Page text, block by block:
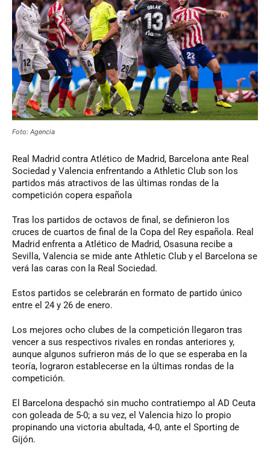
Foto: Agencia
Real Madrid contra Atlético de Madrid, Barcelona ante Real
Sociedad y Valencia enfrentando a Athletic Club son los
partidos más atractivos de las últimas rondas de la
competición copera española
Tras los partidos de octavos de final, se definieron los
cruces de cuartos de final de la Copa del Rey española. Real
Madrid enfrenta a Atlético de Madrid, Osasuna recibe a
Sevilla, Valencia se mide ante Athletic Club y el Barcelona se
verá las caras con la Real Sociedad.
Estos partidos se celebrarán en formato de partido único
entre el 24 y 26 de enero.
Los mejores ocho clubes de la competición llegaron tras
vencer a sus respectivos rivales en rondas anteriores y,
aunque algunos sufrieron más de lo que se esperaba en la
teoría, lograron establecerse en la últimas rondas de la
competición.
El Barcelona despachó sin mucho contratiempo al AD Ceuta
con goleada de 5-0; a su vez, el Valencia hizo lo propio
propinando una victoria abultada, 4-0, ante el Sporting de
Gijón.